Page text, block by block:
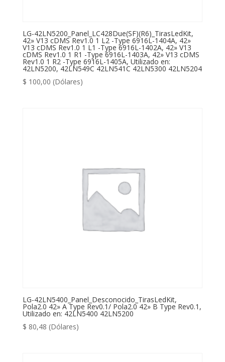
LG-42LN5200_Panel_LC428Due(SF)(R6)_TirasLedKit,
42» V13 cDMS Rev1.0 1 L2 -Type 6916L-1404A, 42»
V13 cDMS Rev1.0 1 L1 -Type 6916L-1402A, 42» V13
cDMS Rev1.0 1 R1 -Type 6916L-1403A, 42» V13 cDMS
Rev1.0 1 R2 -Type 6916L-1405A, Utilizado en:
42LN5200, 42LN549C 42LN541C 42LN5300 42LN5204
$ 100,00 (Dólares)
LG-42LN5400_Panel_Desconocido_TirasLedKit,
Pola2.0 42» A Type Rev0.1/ Pola2.0 42» B Type Rev0.1,
Utilizado en: 42LN5400 42LN5200
$ 80,48 (Dólares)